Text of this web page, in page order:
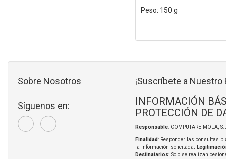
Peso: 150 g
Sobre Nosotros
Síguenos en:
¡Suscríbete a Nuestro
INFORMACIÓN
PROTECCIÓN DE
Responsable: COMPUTARE MOLA,
Finalidad: Responder las consultas
la información solicitada;
Destinatarios: Solo se realizan